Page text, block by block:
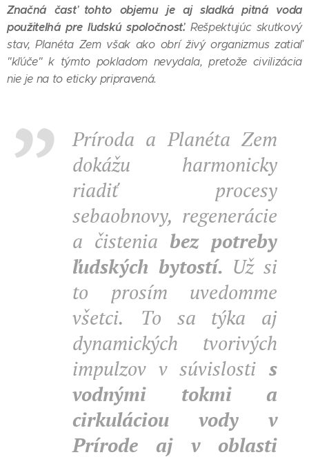
Značná časť tohto objemu je aj sladká pitná voda
použiteľná pre ľudskú spoločnosť.Rešpektujúc skutkový
stav, Planéta Zem však ako obrí živý organizmus zatiaľ
"kľúče" k týmto pokladom nevydala, pretože civilizácia
nie je na to eticky pripravená.
Príroda a Planéta Zem
dokážu harmonicky
riadiť procesy
sebaobnovy, regenerácie
a čistenia bez potreby
ľudských bytostí. Už si
to prosím uvedomme
všetci.
To sa týka aj
dynamických tvorivých
impulzov v súvislosti s
vodnými tokmi a
cirkuláciou vody v
Prírode aj v oblasti